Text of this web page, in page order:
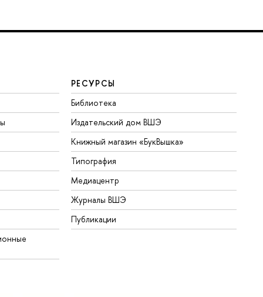
РЕСУРСЫ
Библиотека
Издательский дом ВШЭ
Книжный магазин «БукВышка»
Типография
Медиацентр
Журналы ВШЭ
Публикации